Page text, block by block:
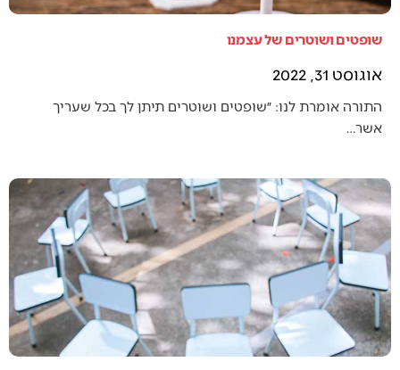
שופטים ושוטרים של עצמנו
אוגוסט 31, 2022
התורה אומרת לנו: ״שופטים ושוטרים תיתן לך בכל שעריך
אשר…